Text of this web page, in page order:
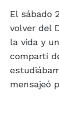
El sábado
volver del
la vida y
compartí
mensajeó